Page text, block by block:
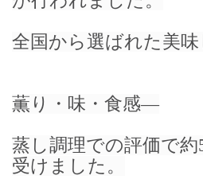
全国から選ばれた美
薫り・味・食感—
蒸し調理での評価で
受けました。